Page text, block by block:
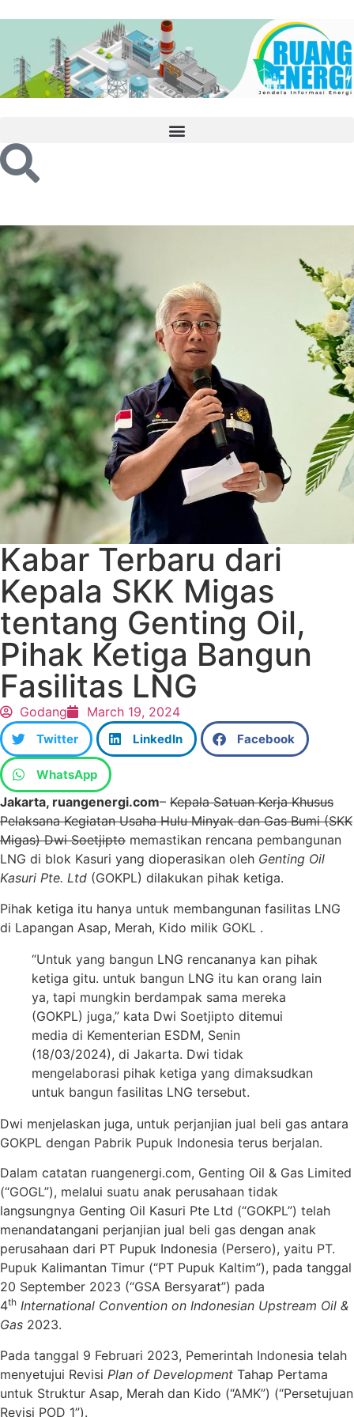
Kabar Terbaru dari
Kepala SKK Migas
tentang Genting Oil,
Pihak Ketiga Bangun
Fasilitas LNG
Godang March 19, 2024
Twitter LinkedIn Facebook
WhatsApp
Jakarta, ruangenergi.com– Kepala Satuan Kerja Khusus
Pelaksana Kegiatan Usaha Hulu Minyak dan Gas Bumi (SKK
Migas) Dwi Soetjipto memastikan rencana pembangunan
LNG di blok Kasuri yang dioperasikan oleh Genting Oil
Kasuri Pte. Ltd (GOKPL) dilakukan pihak ketiga.
Pihak ketiga itu hanya untuk membangunan fasilitas LNG
di Lapangan Asap, Merah, Kido milik GOKL .
“Untuk yang bangun LNG rencananya kan pihak
ketiga gitu. untuk bangun LNG itu kan orang lain
ya, tapi mungkin berdampak sama mereka
(GOKPL) juga,” kata Dwi Soetjipto ditemui
media di Kementerian ESDM, Senin
(18/03/2024), di Jakarta. Dwi tidak
mengelaborasi pihak ketiga yang dimaksudkan
untuk bangun fasilitas LNG tersebut.
Dwi menjelaskan juga, untuk perjanjian jual beli gas antara
GOKPL dengan Pabrik Pupuk Indonesia terus berjalan.
Dalam catatan ruangenergi.com, Genting Oil & Gas Limited
(“GOGL”), melalui suatu anak perusahaan tidak
langsungnya Genting Oil Kasuri Pte Ltd (“GOKPL”) telah
menandatangani perjanjian jual beli gas dengan anak
perusahaan dari PT Pupuk Indonesia (Persero), yaitu PT.
Pupuk Kalimantan Timur (“PT Pupuk Kaltim”), pada tanggal
20 September 2023 (“GSA Bersyarat”) pada
4th International Convention on Indonesian Upstream Oil &
Gas 2023.
Pada tanggal 9 Februari 2023, Pemerintah Indonesia telah
menyetujui Revisi Plan of Development Tahap Pertama
untuk Struktur Asap, Merah dan Kido (“AMK”) (“Persetujuan
Revisi POD 1”).